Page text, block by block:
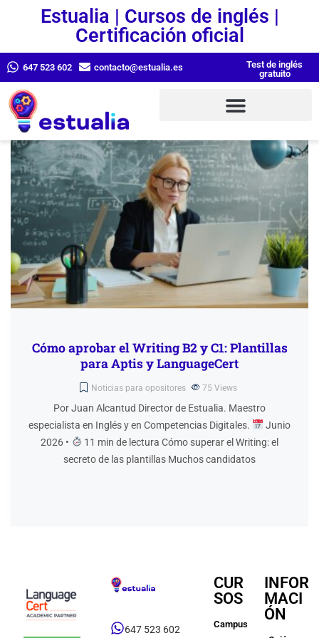
Estualia | Cursos de inglés |
Certificación oficial
647 523 602 contacto@estualia.es
Test de inglés
gratuito
Cómo aprobar el Writing B2 y C1: Plantillas
para Aptis y LanguageCert
Noticias para opositores 75 Views
Por Juan Alcantud Director de Estualia. Maestro
especialista en Inglés y en Competencias Digitales.
Junio
2026 •
11 min de lectura Cómo superar el Writing: el
secreto de las plantillas Muchos candidatos
647 523 602
CUR
SOS
Campus
INFOR
MACI
ÓN